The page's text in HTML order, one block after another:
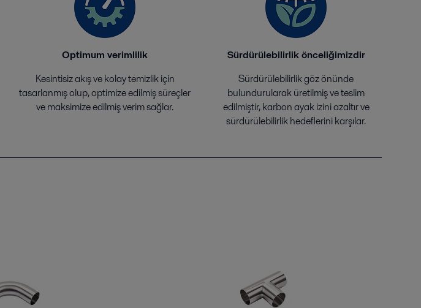
Optimum verimlilik
Kesintisiz akış ve kolay temizlik için
tasarlanmış olup, optimize edilmiş süreçler
ve maksimize edilmiş verim sağlar.
Sürdürülebilirlik önceliğimizdir
Sürdürülebilirlik göz önünde
bulundurularak üretilmiş ve teslim
edilmiştir, karbon ayak izini azaltır ve
sürdürülebilirlik hedeflerini karşılar.